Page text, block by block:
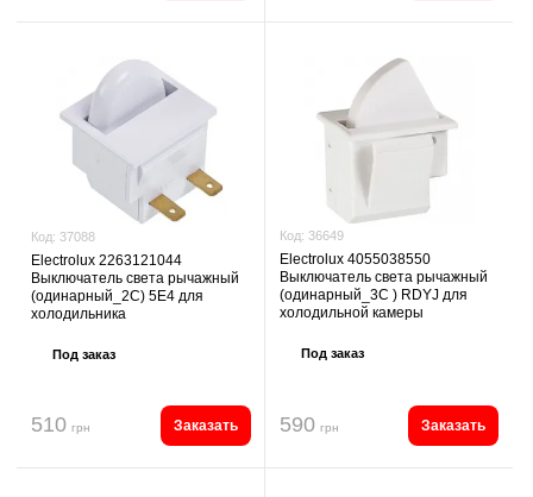
Код: 37088
Electrolux 2263121044
Выключатель света рычажный
(одинарный_2С) 5E4 для
холодильника
Под заказ
510 грн Заказать
Код: 36649
Electrolux 4055038550
Выключатель света рычажный
(одинарный_3С ) RDYJ для
холодильной камеры
Под заказ
590 грн Заказать